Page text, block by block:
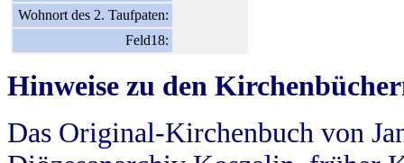
Wohnort des 2. Taufpaten:
Feld18:
Hinweise zu den
Das Original-Kirchenbuch von